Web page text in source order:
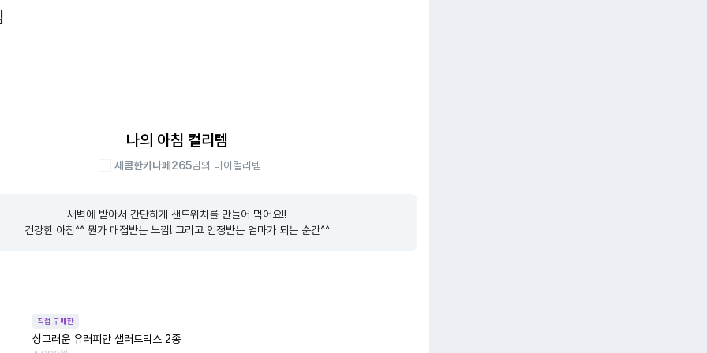
나의 아침 컬리템
새콤한카나페265님의 마이컬리템
새벽에 받아서 간단하게 샌드위치를 만들어 먹어요!!
건강한 아침^^ 뭔가 대접받는 느낌! 그리고 인정받는 엄마가 되는 순간^^
직접 구매한
싱그러운 유러피안 샐러드믹스 2종